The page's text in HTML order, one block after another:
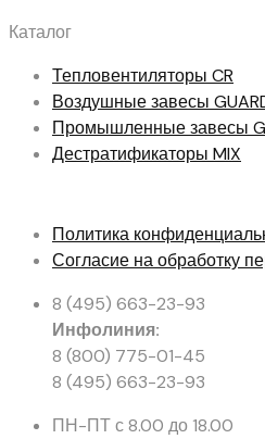
Каталог
Тепловентиляторы CR
Воздушные завесы
Промышленные завесы
Дестратификаторы MIX
Политика
Согласие на обработку
8 (495) 663-23-93
Инфолиния:
8 (800) 775-01-45
8 (495) 663-23-93
ПН-ПТ с 8.00 до 18.00